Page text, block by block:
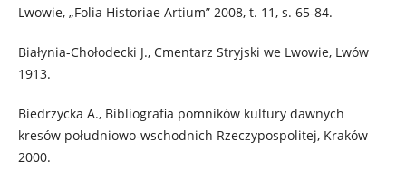
Lwowie, „Folia Historiae Artium” 2008, t. 11, s. 65-84.
Białynia-Chołodecki J., Cmentarz Stryjski we Lwowie, Lwów
1913.
Biedrzycka A., Bibliografia pomników kultury dawnych
kresów południowo-wschodnich Rzeczypospolitej, Kraków
2000.